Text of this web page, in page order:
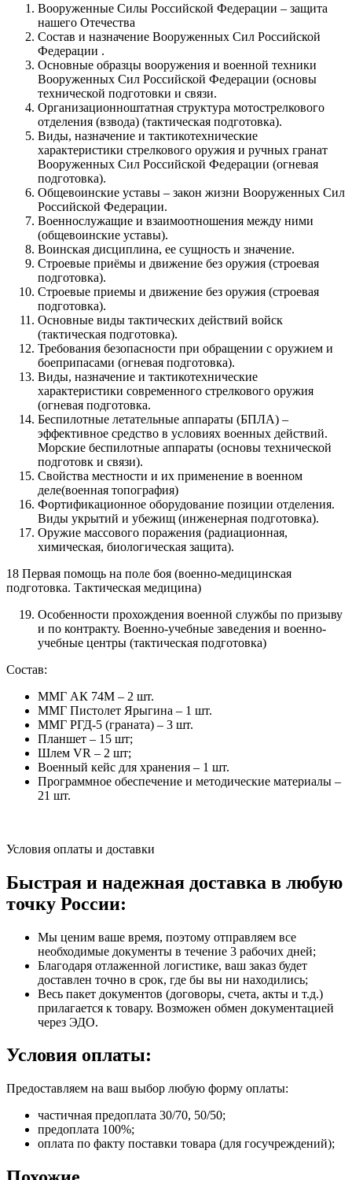
Вооруженные Силы Российской Федерации – защита
нашего Отечества
Состав и назначение Вооруженных Сил Российской
Федерации .
Основные образцы вооружения и военной техники
Вооруженных Сил Российской Федерации (основы
технической подготовки и связи.
Организационноштатная структура мотострелкового
отделения (взвода) (тактическая подготовка).
Виды, назначение и тактикотехнические
характеристики стрелкового оружия и ручных гранат
Вооруженных Сил Российской Федерации (огневая
подготовка).
Общевоинские уставы – закон жизни Вооруженных Сил
Российской Федерации.
Военнослужащие и взаимоотношения между ними
(общевоинские уставы).
Воинская дисциплина, ее сущность и значение.
Строевые приёмы и движение без оружия (строевая
подготовка).
Строевые приемы и движение без оружия (строевая
подготовка).
Основные виды тактических действий войск
(тактическая подготовка).
Требования безопасности при обращении с оружием и
боеприпасами (огневая подготовка).
Виды, назначение и тактикотехнические
характеристики современного стрелкового оружия
(огневая подготовка.
Беспилотные летательные аппараты (БПЛА) –
эффективное средство в условиях военных действий.
Морские беспилотные аппараты (основы технической
подготовк и связи).
Свойства местности и их применение в военном
деле(военная топография)
Фортификационное оборудование позиции отделения.
Виды укрытий и убежищ (инженерная подготовка).
Оружие массового поражения (радиационная,
химическая, биологическая защита).
18 Первая помощь на поле боя (военно-медицинская
подготовка. Тактическая медицина)
Особенности прохождения военной службы по призыву
и по контракту. Военно-учебные заведения и военно-
учебные центры (тактическая подготовка)
Состав:
ММГ АК 74М – 2 шт.
ММГ Пистолет Ярыгина – 1 шт.
ММГ РГД-5 (граната) – 3 шт.
Планшет – 15 шт;
Шлем VR – 2 шт;
Военный кейс для хранения – 1 шт.
Программное обеспечение и методические материалы –
21 шт.
Условия оплаты и доставки
Быстрая и надежная доставка в любую
точку России:
Мы ценим ваше время, поэтому отправляем все
необходимые документы в течение 3 рабочих дней;
Благодаря отлаженной логистике, ваш заказ будет
доставлен точно в срок, где бы вы ни находились;
Весь пакет документов (договоры, счета, акты и т.д.)
прилагается к товару. Возможен обмен документацией
через ЭДО.
Условия оплаты:
Предоставляем на ваш выбор любую форму оплаты:
частичная предоплата 30/70, 50/50;
предоплата 100%;
оплата по факту поставки товара (для госучреждений);